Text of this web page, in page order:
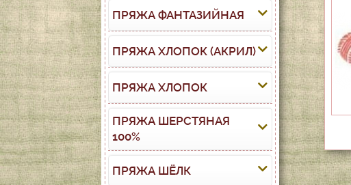
ПРЯЖА ФАНТАЗИЙНАЯ
ПРЯЖА ХЛОПОК (АКРИЛ)
ПРЯЖА ХЛОПОК
ПРЯЖА ШЕРСТЯНАЯ
100%
ПРЯЖА ШЁЛК